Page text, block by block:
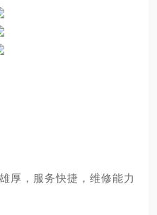
厚，服务快捷，维修能力